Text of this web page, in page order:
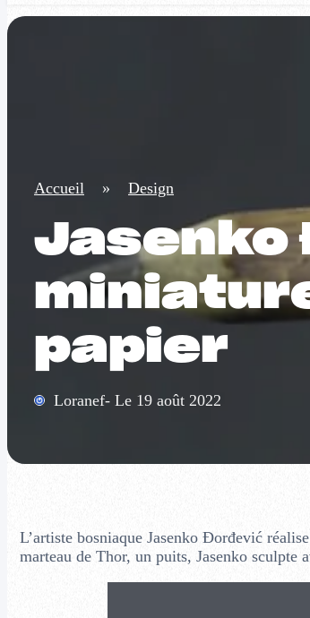
Accueil » Design
Jasenko
papier
Loranef- Le 19 août 2022
L’artiste bosniaque Jasenko Đorđević
marteau de Thor, un puits, Jasenko sculpte